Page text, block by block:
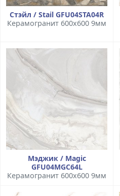
Стэйл / Stail GFU04STA04R
Керамогранит 600x600 9мм
Мэджик / Magic
GFU04MGC64L
Керамогранит 600x600 9мм